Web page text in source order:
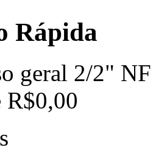
Rápida
geral 2/2" NF
R$0,00